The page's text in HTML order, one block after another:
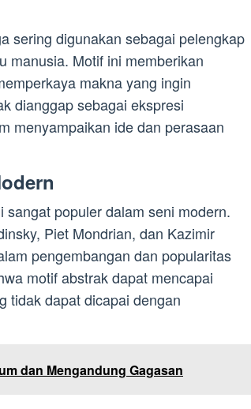
sering digunakan sebagai pelengkap
manusia. Motif ini memberikan
makna yang ingin
dianggap sebagai ekspresi
menyampaikan ide dan perasaan
populer dalam seni modern.
Piet Mondrian, dan Kazimir
pengembangan dan popularitas
motif abstrak dapat mencapai
tidak dapat dicapai dengan
dan Mengandung Gagasan